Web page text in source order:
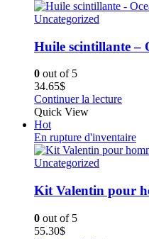
Uncategorized
Huile scintillante –
0 out of 5
34.65$
Continuer la lecture
Quick View
Hot
En rupture d'inventaire
Uncategorized
Kit Valentin pour
0 out of 5
55.30$